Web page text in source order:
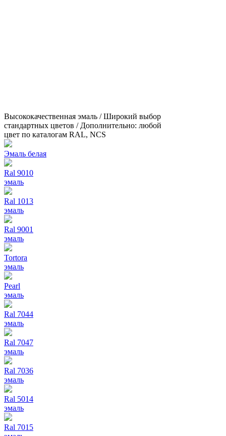
Высококачественная эмаль / Широкий выбор
стандартных цветов / Дополнительно: любой
цвет по каталогам RAL, NCS
Эмаль белая
Ral 9010
эмаль
Ral 1013
эмаль
Ral 9001
эмаль
Tortora
эмаль
Pearl
эмаль
Ral 7044
эмаль
Ral 7047
эмаль
Ral 7036
эмаль
Ral 5014
эмаль
Ral 7015